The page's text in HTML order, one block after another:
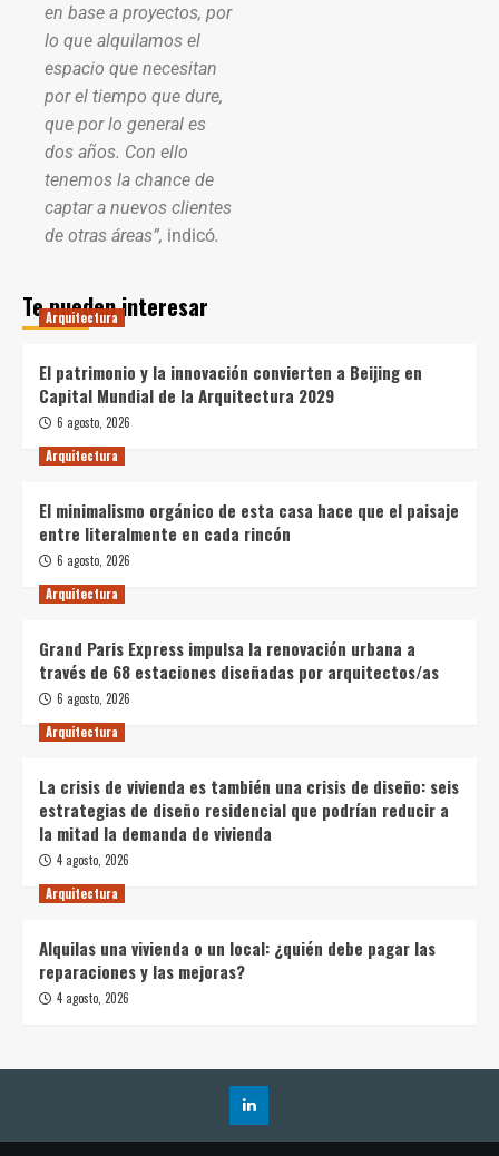
en base a proyectos, por
lo que alquilamos el
espacio que necesitan
por el tiempo que dure,
que por lo general es
dos años. Con ello
tenemos la chance de
captar a nuevos clientes
de otras áreas”, indicó.
Te pueden interesar
Arquitectura
El patrimonio y la innovación convierten a Beijing en
Capital Mundial de la Arquitectura 2029
6 agosto, 2026
Arquitectura
El minimalismo orgánico de esta casa hace que el paisaje
entre literalmente en cada rincón
6 agosto, 2026
Arquitectura
Grand Paris Express impulsa la renovación urbana a
través de 68 estaciones diseñadas por arquitectos/as
6 agosto, 2026
Arquitectura
La crisis de vivienda es también una crisis de diseño: seis
estrategias de diseño residencial que podrían reducir a
la mitad la demanda de vivienda
4 agosto, 2026
Arquitectura
Alquilas una vivienda o un local: ¿quién debe pagar las
reparaciones y las mejoras?
4 agosto, 2026